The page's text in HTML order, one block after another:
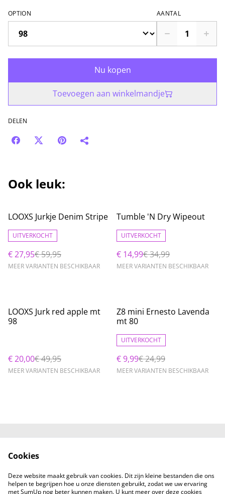
OPTION AANTAL
Nu kopen
Toevoegen aan winkelmandje
DELEN
Ook leuk:
%
LOOXS Jurkje Denim Stripe
UITVERKOCHT
€ 27,95€ 59,95
MEER VARIANTEN BESCHIKBAAR
%
Tumble 'N Dry Wipeout
UITVERKOCHT
€ 14,99€ 34,99
MEER VARIANTEN BESCHIKBAAR
%
LOOXS Jurk red apple mt
98
€ 20,00€ 49,95
MEER VARIANTEN BESCHIKBAAR
%
Z8 mini Ernesto Lavenda
mt 80
UITVERKOCHT
€ 9,99€ 24,99
MEER VARIANTEN BESCHIKBAAR
Neem contact met
Privacybeleid
Cookiebeleid
Cookies
Deze website maakt gebruik van cookies. Dit zijn kleine bestanden die ons
helpen te begrijpen hoe u onze diensten gebruikt, zodat we uw ervaring
met SumUp nog beter kunnen maken. U kunt meer over deze cookies